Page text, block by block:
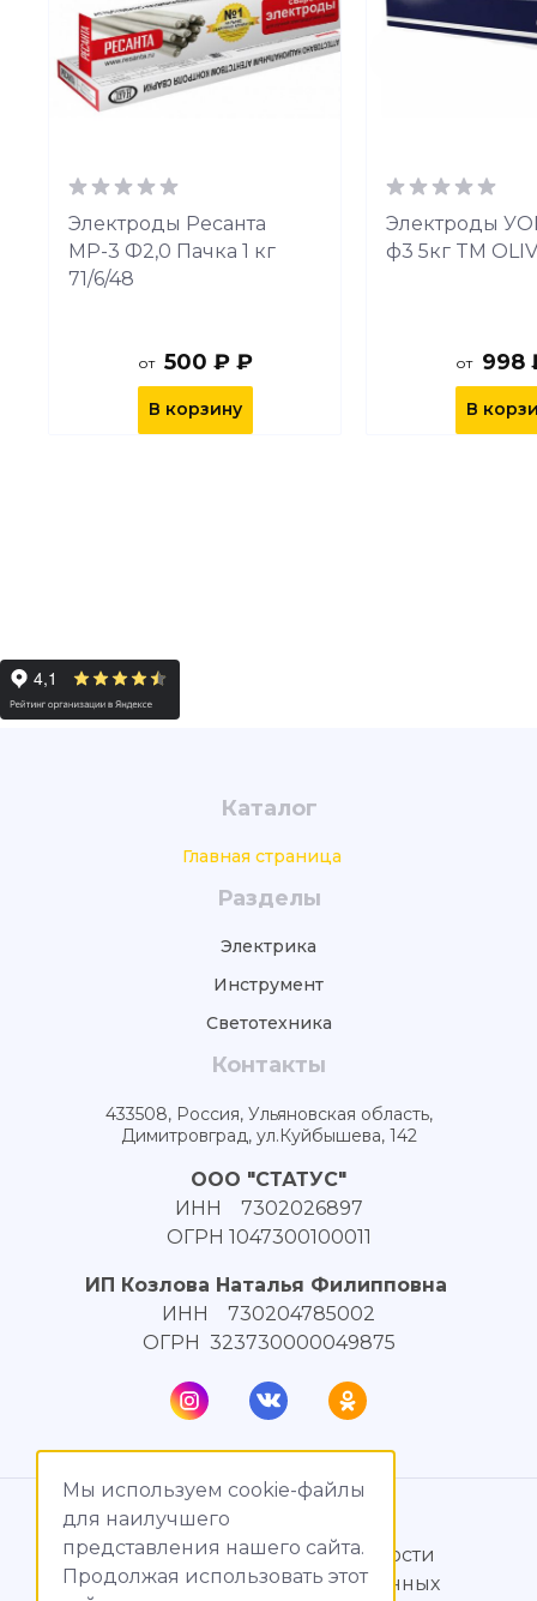
Мы используем cookie-файлы
для наилучшего
представления нашего сайта.
Продолжая использовать этот
Электроды Ресанта
МР-3 Ф2,0 Пачка 1 кг
71/6/48
от 500 ₽ ₽
В корзину
Электроды
ф3 5кг TM
от 998
В
Каталог
Главная страница
Разделы
Электрика
Инструмент
Светотехника
Контакты
433508, Россия, Ульяновская область,
Димитровград, ул.Куйбышева, 142
ООО "СТАТУС"
ИНН 7302026897
ОГРН 1047300100011
ИП Козлова Наталья Филипповна
ИНН 730204785002
ОГРН 323730000049875
© МагияТока, 2015 – 2026
Политика конфиденциальности
Обработка персональных данных